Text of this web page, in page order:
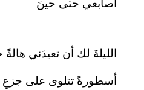
أصابعي حتى حينَ
الليلةَ لك أن تعيدَني هالةً
أسطورةً تتلوى على جزعِ